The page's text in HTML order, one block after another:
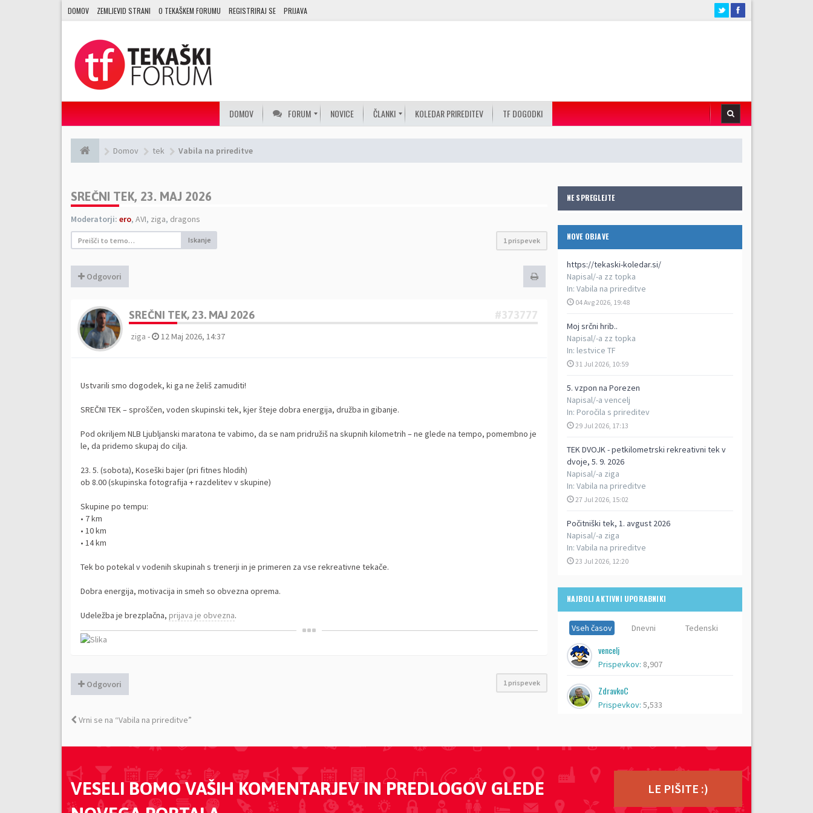
DOMOV ZEMLJEVID STRANI O TEKAŠKEM FORUMU REGISTRIRAJ SE PRIJAVA
DOMOV FORUM NOVICE ČLANKI KOLEDAR PRIREDITEV TF DOGODKI
Domov tek Vabila na prireditve
NE SPREGLEJTE
NOVE OBJAVE
https://tekaski-koledar.si/
Napisal/-a zz topka
In: Vabila na prireditve
04 Avg 2026, 19:48
Moj srčni hrib..
Napisal/-a zz topka
In: lestvice TF
31 Jul 2026, 10:59
5. vzpon na Porezen
Napisal/-a vencelj
In: Poročila s prireditev
29 Jul 2026, 17:13
TEK DVOJK - petkilometrski rekreativni tek v
dvoje, 5. 9. 2026
Napisal/-a ziga
In: Vabila na prireditve
27 Jul 2026, 15:02
Počitniški tek, 1. avgust 2026
Napisal/-a ziga
In: Vabila na prireditve
23 Jul 2026, 12:20
NAJBOLJ AKTIVNI UPORABNIKI
Vseh časov Dnevni Tedenski
vencelj
Prispevkov: 8,907
ZdravkoC
Prispevkov: 5,533
Prispevkov:5,383
lenči
5,192
SREČNI TEK, 23. MAJ 2026
Moderatorji: ero, AVI, ziga, dragons
Iskanje 1 prispevek
Odgovori
SREČNI TEK, 23. MAJ 2026 #373777
ziga - 12 Maj 2026, 14:37
Ustvarili smo dogodek, ki ga ne želiš zamuditi!
SREČNI TEK – sproščen, voden skupinski tek, kjer šteje dobra energija, družba in gibanje.
Pod okriljem NLB Ljubljanski maratona te vabimo, da se nam pridružiš na skupnih kilometrih – ne glede na tempo, pomembno je
le, da pridemo skupaj do cilja.
23. 5. (sobota), Koseški bajer (pri fitnes hlodih)
ob 8.00 (skupinska fotografija + razdelitev v skupine)
Skupine po tempu:
• 7 km
• 10 km
• 14 km
Tek bo potekal v vodenih skupinah s trenerji in je primeren za vse rekreativne tekače.
Dobra energija, motivacija in smeh so obvezna oprema.
Udeležba je brezplačna, prijava je obvezna.
Odgovori 1 prispevek
Vrni se na “Vabila na prireditve”
VESELI BOMO VAŠIH KOMENTARJEV IN PREDLOGOV GLEDE
LE PIŠITE :)